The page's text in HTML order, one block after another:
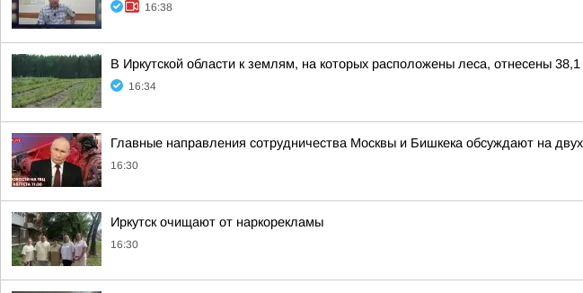
16:38
В Иркутской области к землям, на которых расположены леса, отнесены
16:34
Главные направления сотрудничества Москвы и Бишкека обсуждают на
16:30
Иркутск очищают от наркорекламы
16:30